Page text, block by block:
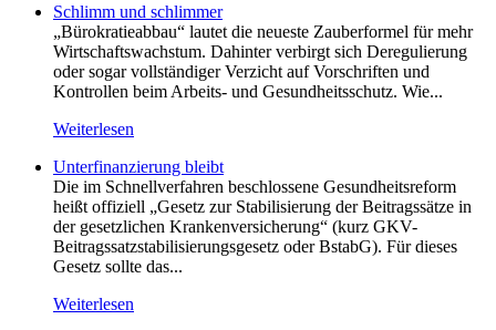
Schlimm und schlimmer
„Bürokratieabbau“ lautet die neueste Zauberformel für mehr
Wirtschaftswachstum. Dahinter verbirgt sich Deregulierung
oder sogar vollständiger Verzicht auf Vorschriften und
Kontrollen beim Arbeits- und Gesundheitsschutz. Wie...
Weiterlesen
Unterfinanzierung bleibt
Die im Schnellverfahren beschlossene Gesundheitsreform
heißt offiziell „Gesetz zur Stabilisierung der Beitragssätze in
der gesetzlichen Krankenversicherung“ (kurz GKV-
Beitragssatzstabilisierungsgesetz oder BstabG). Für dieses
Gesetz sollte das...
Weiterlesen